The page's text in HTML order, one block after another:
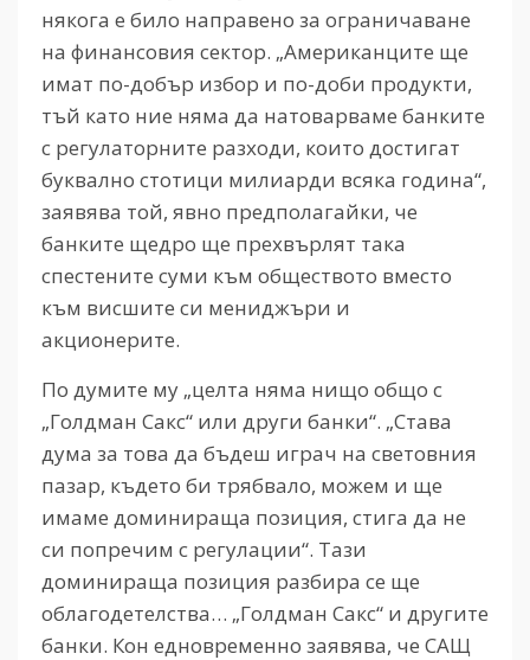
някога е било направено за ограничаване
на финансовия сектор. „Американците ще
имат по-добър избор и по-доби продукти,
тъй като ние няма да натоварваме банките
с регулаторните разходи, които достигат
буквално стотици милиарди всяка година“,
заявява той, явно предполагайки, че
банките щедро ще прехвърлят така
спестените суми към обществото вместо
към висшите си мениджъри и
акционерите.
По думите му „целта няма нищо общо с
„Голдман Сакс“ или други банки“. „Става
дума за това да бъдеш играч на световния
пазар, където би трябвало, можем и ще
имаме доминираща позиция, стига да не
си попречим с регулации“. Тази
доминираща позиция разбира се ще
облагодетелства… „Голдман Сакс“ и другите
банки. Кон едновременно заявява, че САЩ